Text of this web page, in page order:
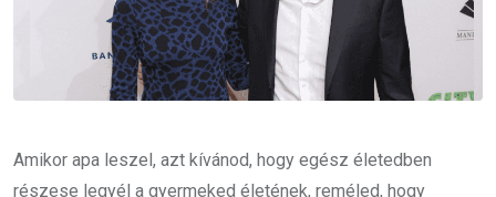
Amikor apa leszel, azt kívánod, hogy egész életedben
részese legyél a gyermeked életének, reméled, hogy